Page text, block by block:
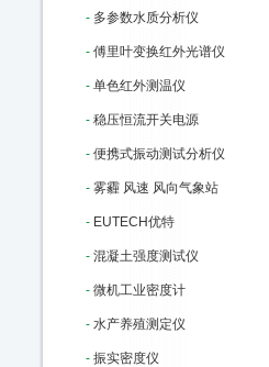
- 多参数水质分析仪
- 傅里叶变换红外光谱仪
- 单色红外测温仪
- 稳压恒流开关电源
- 便携式振动测试分析仪
- 雾霾 风速 风向气象站
- EUTECH优特
- 混凝土强度测试仪
- 微机工业密度计
- 水产养殖测定仪
- 振实密度仪